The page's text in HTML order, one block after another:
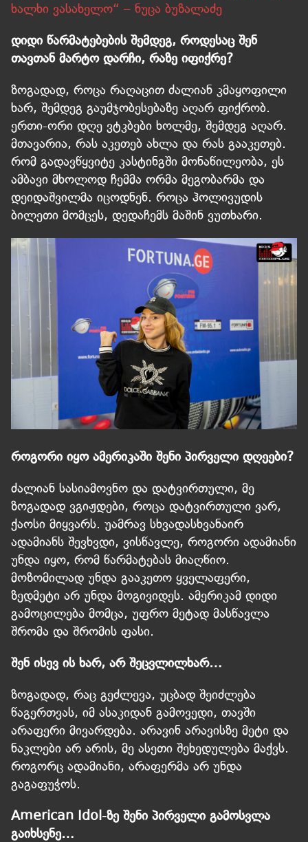
ხალხი ვასახელო“ – ნუცა ბუზალაძე
დიდი წარმატებების შემდეგ, როდესაც შენ
თავთან მარტო დარჩი, რაზე იფიქრე?
ზოგადად, როცა რაღაცით ძალიან კმაყოფილი
ხარ, შემდეგ გაუმჯობესებაზე აღარ ფიქრობ.
ერთი-ორი დღე ვტკბები ხოლმე, შემდეგ აღარ.
მთავარია, რას აკეთებ ახლა და რას გააკეთებ.
რომ გადავწყვიტე კასტინგში მონაწილეობა, ეს
ამბავი მხოლოდ ჩემმა ორმა მეგობარმა და
დეიდაშვილმა იცოდნენ. როცა ჰოლივუდის
ბილეთი მომცეს, დედაჩემს მაშინ ვუთხარი.
როგორი იყო ამერიკაში შენი პირველი დღეები?
ძალიან სასიამოვნო და დატვირთული, მე
ზოგადად ვგიჟდები, როცა დატვირთული ვარ,
ქაოსი მიყვარს. უამრავ სხვადასხვანაირ
ადამიანს შევხვდი, ვისწავლე, როგორი ადამიანი
უნდა იყო, რომ წარმატებას მიაღწიო.
მოზომილად უნდა გააკეთო ყველაფერი,
ზედმეტი არ უნდა მოგივიდეს. ამერიკამ დიდი
გამოცილება მომცა, უფრო მეტად მასწავლა
შრომა და შრომის ფასი.
შენ ისევ ის ხარ, არ შეცვლილხარ…
ზოგადად, რაც გეძლევა, უცბად შეიძლება
წაგერთვას, იმ ასაკიდან გამოვედი, თავში
არაფერი მივარდება. არავინ არავისზე მეტი და
ნაკლები არ არის, მე ასეთი შეხედულება მაქვს.
როგორც ადამიანი, არაფერმა არ უნდა
გაგაფუჭოს.
American Idol-ზე შენი პირველი გამოსვლა
გაიხსენე…